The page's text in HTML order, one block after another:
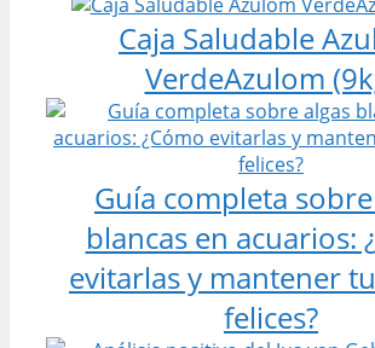
Caja Saludable
VerdeAzulom
Guía completa
blancas en acuarios:
evitarlas y mantener
felices?